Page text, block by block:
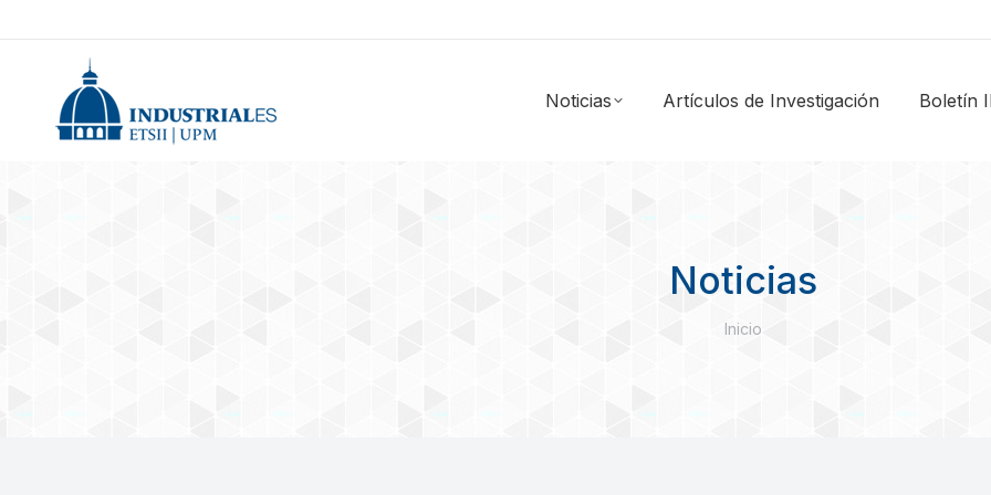
Noticias Artículos de Investigación Boletín
Noticias
Estás aquí:
Inicio